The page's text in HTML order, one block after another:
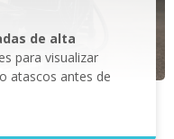
de alta
para visualizar
atascos antes de